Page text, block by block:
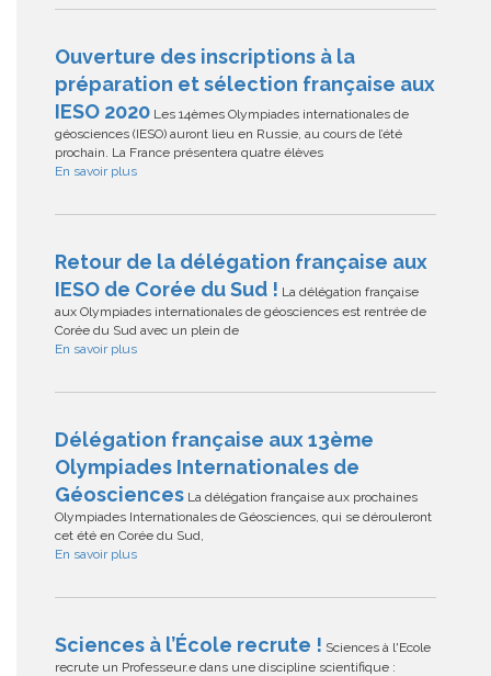
Ouverture des inscriptions à la
préparation et sélection française aux
IESO 2020 Les 14èmes Olympiades internationales de
géosciences (IESO) auront lieu en Russie, au cours de l’été
prochain. La France présentera quatre élèves
En savoir plus
Retour de la délégation française aux
IESO de Corée du Sud ! La délégation française
aux Olympiades internationales de géosciences est rentrée de
Corée du Sud avec un plein de
En savoir plus
Délégation française aux 13ème
Olympiades Internationales de
Géosciences La délégation française aux prochaines
Olympiades Internationales de Géosciences, qui se dérouleront
cet été en Corée du Sud,
En savoir plus
Sciences à l’École recrute ! Sciences à l'Ecole
recrute un Professeur.e dans une discipline scientifique :